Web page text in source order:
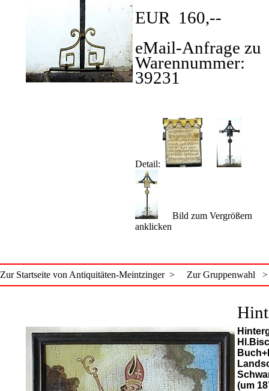
EUR 160,--
eMail-Anfrage zu
Warennummer:
39231
Detail:
Bild zum Vergrößern
anklicken
Zur Startseite von Antiquitäten-Meintzinger > Zur Gruppenwahl >
(um